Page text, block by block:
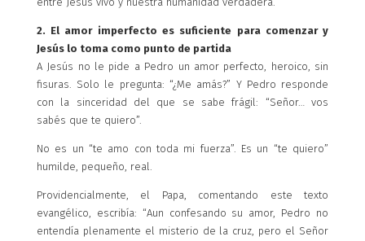
2. El amor imperfecto es suficiente para comenzar y
Jesús lo toma como punto de partida
A Jesús no le pide a Pedro un amor perfecto, heroico, sin
fisuras. Solo le pregunta: “¿Me amás?” Y Pedro responde
con la sinceridad del que se sabe frágil: “Señor… vos
sabés que te quiero”.
No es un “te amo con toda mi fuerza”. Es un “te quiero”
humilde, pequeño, real.
Providencialmente, el Papa, comentando este texto
evangélico, escribía: “Aun confesando su amor, Pedro no
entendía plenamente el misterio de la cruz, pero el Señor